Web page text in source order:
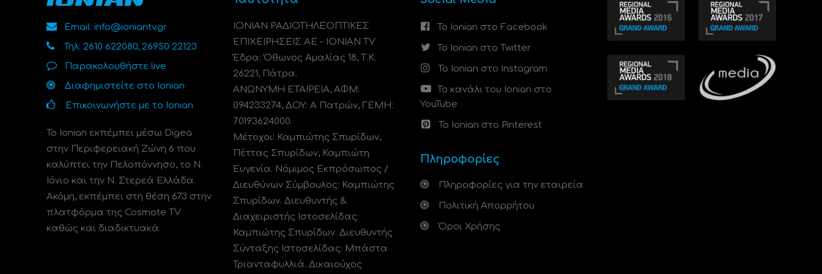
Email: info@ioniantv.gr
Τηλ: 2610 622080, 26950 22123
Παρακολουθήστε live
Διαφημιστείτε στο Ionian
Επικοινωνήστε με το Ionian
Το Ionian εκπέμπει μέσω Digea
στην Περιφερειακή Ζώνη 6 που
καλύπτει την Πελοπόννησο, το N.
Ιόνιο και την Ν. Στερεά Ελλάδα.
Ακόμη, εκπέμπει στη θέση 673 στην
πλατφόρμα της Cosmote TV
καθώς και διαδικτυακά.
ΙΟΝΙΑΝ ΡΑΔΙΟΤΗΛΕΟΠΤΙΚΕΣ
ΕΠΙΧΕΙΡΗΣΕΙΣ ΑΕ - IONIAN TV
Έδρα: Όθωνος Αμαλίας 18, Τ.Κ.
26221, Πάτρα.
ΑΝΩΝΥΜΗ ΕΤΑΙΡΕΙΑ, ΑΦΜ:
094233274, ΔΟΥ: A Πατρών, ΓΕΜΗ:
70193624000.
Μέτοχοι: Καμπιώτης Σπυρίδων,
Πέττας Σπυρίδων, Καμπιώτη
Ευγενία. Νόμιμος Εκπρόσωπος /
Διευθύνων Σύμβουλος: Καμπιώτης
Σπυρίδων. Διευθυντής &
Διαχειριστής Ιστοσελίδας:
Καμπιώτης Σπυρίδων. Διευθυντής
Σύνταξης Ιστοσελίδας: Μπάστα
Τριανταφυλλιά. Δικαιούχος
Το Ionian στο Facebook
Το Ionian στο Twitter
Το Ionian στο Instagram
Το κανάλι του Ionian στο
YouTube
Το Ionian στο Pinterest
Πληροφορίες
Πληροφορίες για την εταιρεία
Πολιτική Απορρήτου
Όροι Χρήσης